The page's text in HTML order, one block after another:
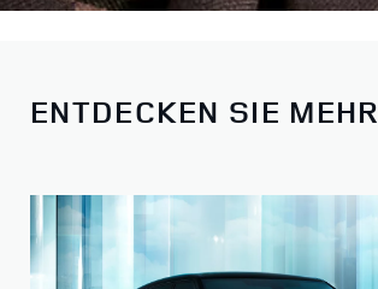
ENTDECKEN SIE MEHR